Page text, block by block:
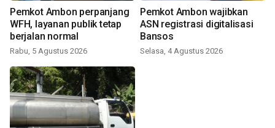
Pemkot Ambon perpanjang
WFH, layanan publik tetap
berjalan normal
Rabu, 5 Agustus 2026
Pemkot Ambon wajibkan
ASN registrasi digitalisasi
Bansos
Selasa, 4 Agustus 2026